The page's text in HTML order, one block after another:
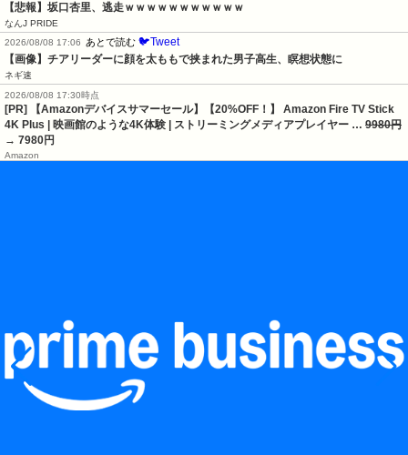
【悲報】坂口杏里、逃走ｗｗｗｗｗｗｗｗｗｗｗ
なんJ PRIDE
2026/08/08 17:06
あとで読む 🐦Tweet
【画像】チアリーダーに顔を太ももで挟まれた男子高生、瞑想状態に
ネギ速
2026/08/08 17:30時点
[PR] 【Amazonデバイスサマーセール】【20%OFF！】 Amazon Fire TV Stick
4K Plus | 映画館のような4K体験 | ストリーミングメディアプレイヤー … 9980円
→ 7980円
Amazon